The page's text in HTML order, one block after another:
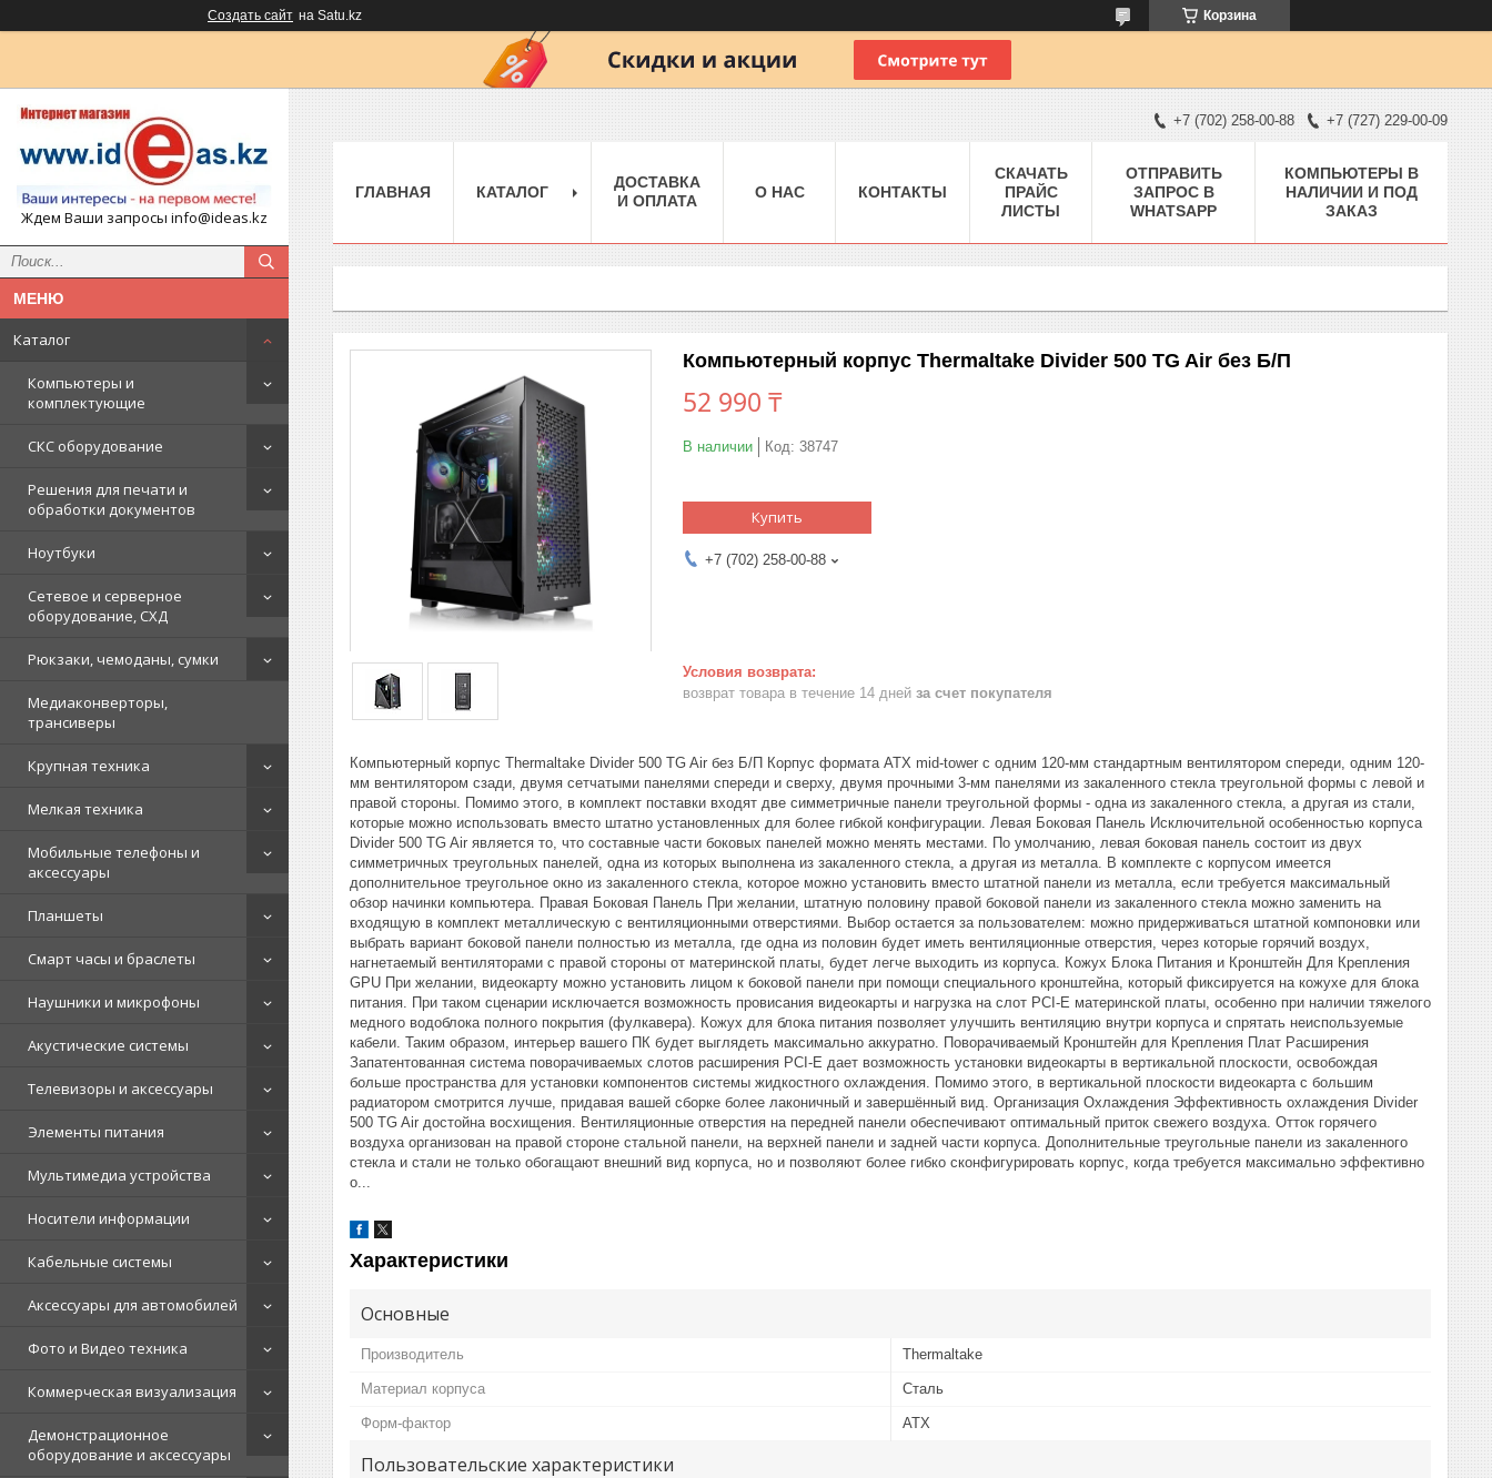
Создать сайт на Satu.kz Корзина
Ждем Ваши запросы info@ideas.kz
Каталог
Компьютеры и
комплектующие
СКС оборудование
Решения для печати и
обработки документов
Ноутбуки
Сетевое и серверное
оборудование, СХД
Рюкзаки, чемоданы, сумки
Медиаконверторы,
трансиверы
Крупная техника
Мелкая техника
Мобильные телефоны и
аксессуары
Планшеты
Смарт часы и браслеты
Наушники и микрофоны
Акустические системы
Телевизоры и аксессуары
Элементы питания
Мультимедиа устройства
Носители информации
Кабельные системы
Аксессуары для автомобилей
Фото и Видео техника
Коммерческая визуализация
Демонстрационное
оборудование и аксессуары
+7 (702) 258-00-88 +7 (727) 229-00-09
ГЛАВНАЯ КАТАЛОГ
ДОСТАВКА
И ОПЛАТА
О НАС КОНТАКТЫ
СКАЧАТЬ
ПРАЙС
ЛИСТЫ
ОТПРАВИТЬ
ЗАПРОС В
WHATSAPP
КОМПЬЮТЕРЫ В
НАЛИЧИИ И ПОД
ЗАКАЗ
Компьютерный корпус Thermaltake Divider 500 TG Air без Б/П
52 990 ₸
В наличии Код: 38747
Купить
+7 (702) 258-00-88
возврат товара в течение 14 дней за счет покупателя
Компьютерный корпус Thermaltake Divider 500 TG Air без Б/П Корпус формата ATX mid-tower с одним 120-мм стандартным вентилятором спереди, одним 120-
мм вентилятором сзади, двумя сетчатыми панелями спереди и сверху, двумя прочными 3-мм панелями из закаленного стекла треугольной формы с левой и
правой стороны. Помимо этого, в комплект поставки входят две симметричные панели треугольной формы - одна из закаленного стекла, а другая из стали,
которые можно использовать вместо штатно установленных для более гибкой конфигурации. Левая Боковая Панель Исключительной особенностью корпуса
Divider 500 TG Air является то, что составные части боковых панелей можно менять местами. По умолчанию, левая боковая панель состоит из двух
симметричных треугольных панелей, одна из которых выполнена из закаленного стекла, а другая из металла. В комплекте с корпусом имеется
дополнительное треугольное окно из закаленного стекла, которое можно установить вместо штатной панели из металла, если требуется максимальный
обзор начинки компьютера. Правая Боковая Панель При желании, штатную половину правой боковой панели из закаленного стекла можно заменить на
входящую в комплект металлическую с вентиляционными отверстиями. Выбор остается за пользователем: можно придерживаться штатной компоновки или
выбрать вариант боковой панели полностью из металла, где одна из половин будет иметь вентиляционные отверстия, через которые горячий воздух,
нагнетаемый вентиляторами с правой стороны от материнской платы, будет легче выходить из корпуса. Кожух Блока Питания и Кронштейн Для Крепления
GPU При желании, видеокарту можно установить лицом к боковой панели при помощи специального кронштейна, который фиксируется на кожухе для блока
питания. При таком сценарии исключается возможность провисания видеокарты и нагрузка на слот PCI-E материнской платы, особенно при наличии тяжелого
медного водоблока полного покрытия (фулкавера). Кожух для блока питания позволяет улучшить вентиляцию внутри корпуса и спрятать неиспользуемые
кабели. Таким образом, интерьер вашего ПК будет выглядеть максимально аккуратно. Поворачиваемый Кронштейн для Крепления Плат Расширения
Запатентованная система поворачиваемых слотов расширения PCI-E дает возможность установки видеокарты в вертикальной плоскости, освобождая
больше пространства для установки компонентов системы жидкостного охлаждения. Помимо этого, в вертикальной плоскости видеокарта с большим
радиатором смотрится лучше, придавая вашей сборке более лаконичный и завершённый вид. Организация Охлаждения Эффективность охлаждения Divider
500 TG Air достойна восхищения. Вентиляционные отверстия на передней панели обеспечивают оптимальный приток свежего воздуха. Отток горячего
воздуха организован на правой стороне стальной панели, на верхней панели и задней части корпуса. Дополнительные треугольные панели из закаленного
стекла и стали не только обогащают внешний вид корпуса, но и позволяют более гибко сконфигурировать корпус, когда требуется максимально эффективно
о...
Характеристики
Основные
Производитель Thermaltake
Материал корпуса Сталь
Форм-фактор ATX
Пользовательские характеристики